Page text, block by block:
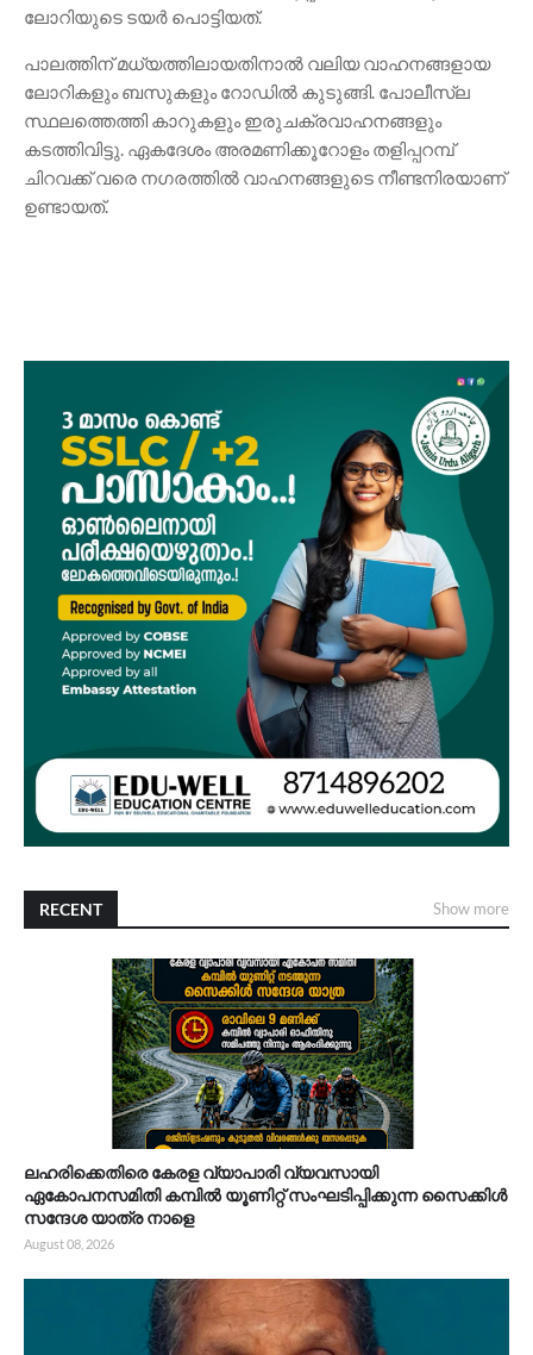
ലോറിയുടെ ടയര്‍ പൊട്ടിയത്.
പാലത്തിന് മധ്യത്തിലായതിനാൽ വലിയ വാഹനങ്ങളായ
ലോറികളും ബസുകളും റോഡില്‍ കുടുങ്ങി. പോലീസ്ല
സ്ഥലത്തെത്തി കാറുകളും ഇരുചക്രവാഹനങ്ങളും
കടത്തിവിട്ടു. ഏകദേശം അരമണിക്കൂറോളം തളിപ്പറമ്പ്
ചിറവക്ക് വരെ നഗരത്തില്‍ വാഹനങ്ങളുടെ നീണ്ടനിരയാണ്
ഉണ്ടായത്.
RECENT Show more
ലഹരിക്കെതിരെ കേരള വ്യാപാരി വ്യവസായി
ഏകോപനസമിതി കമ്പിൽ യൂണിറ്റ് സംഘടിപ്പിക്കുന്ന സൈക്കിൾ
സന്ദേശ യാത്ര നാളെ
August 08, 2026